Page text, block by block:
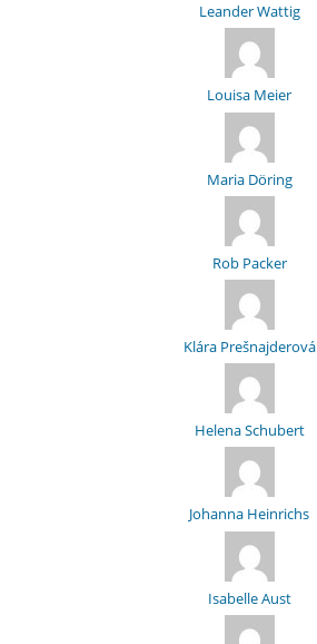
Leander Wattig
Louisa Meier
Maria Döring
Rob Packer
Klára Prešnajderová
Helena Schubert
Johanna Heinrichs
Isabelle Aust